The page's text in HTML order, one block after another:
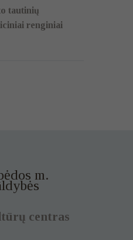
tautinių
renginiai
m.
centras